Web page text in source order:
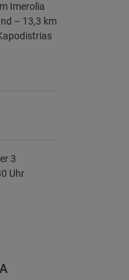
Imerolia
– 13,3 km
3
Uhr